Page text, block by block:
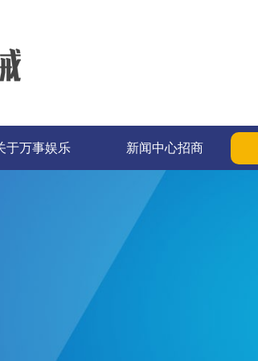
于万事娱乐 新闻中心招商